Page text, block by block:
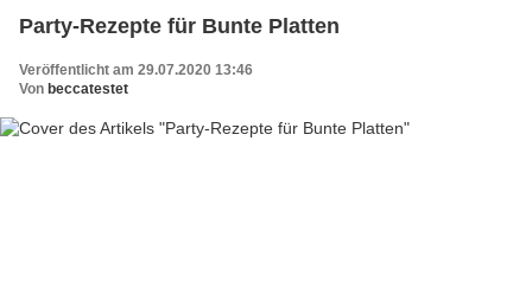
Party-Rezepte für Bunte Platten
Veröffentlicht am 29.07.2020 13:46
Von beccatestet